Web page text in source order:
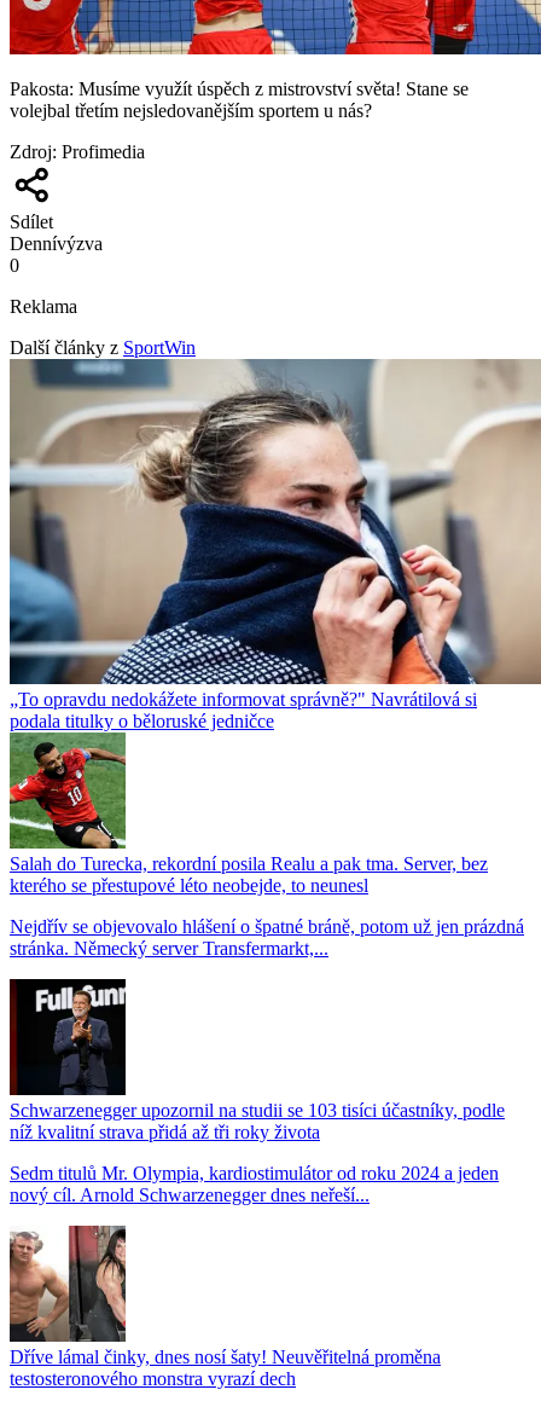
Pakosta: Musíme využít úspěch z mistrovství světa! Stane se
volejbal třetím nejsledovanějším sportem u nás?
Zdroj: Profimedia
Sdílet
Dennívýzva
0
Reklama
Další články z SportWin
„To opravdu nedokážete informovat správně?" Navrátilová si
podala titulky o běloruské jedničce
Salah do Turecka, rekordní posila Realu a pak tma. Server, bez
kterého se přestupové léto neobejde, to neunesl
Nejdřív se objevovalo hlášení o špatné bráně, potom už jen prázdná
stránka. Německý server Transfermarkt,...
Schwarzenegger upozornil na studii se 103 tisíci účastníky, podle
níž kvalitní strava přidá až tři roky života
Sedm titulů Mr. Olympia, kardiostimulátor od roku 2024 a jeden
nový cíl. Arnold Schwarzenegger dnes neřeší...
Dříve lámal činky, dnes nosí šaty! Neuvěřitelná proměna
testosteronového monstra vyrazí dech